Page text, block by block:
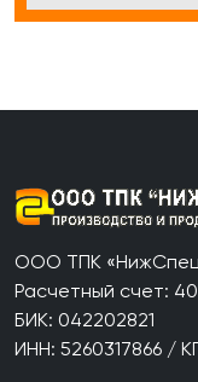
ООО ТПК
Расчетный счет:
БИК: 042202821
ИНН: 5260317866 /